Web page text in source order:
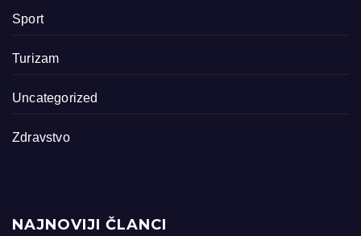
Sport
Turizam
Uncategorized
Zdravstvo
NAJNOVIJI ČLANCI